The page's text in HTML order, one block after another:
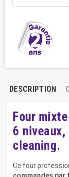
DESCRIPTION
Four
6
cleaning.
Ce four